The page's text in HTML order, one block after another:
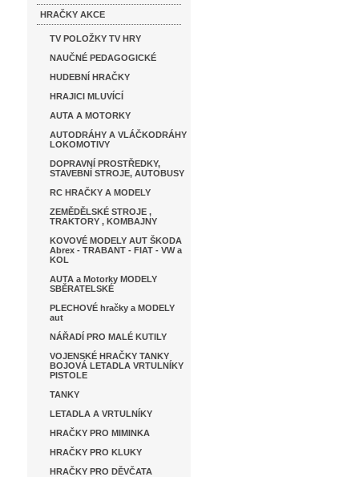
HRAČKY AKCE
TV POLOŽKY TV HRY
NAUČNÉ PEDAGOGICKÉ
HUDEBNÍ HRAČKY
HRAJICI MLUVÍCÍ
AUTA A MOTORKY
AUTODRÁHY A VLÁČKODRÁHY
LOKOMOTIVY
DOPRAVNÍ PROSTŘEDKY,
STAVEBNÍ STROJE, AUTOBUSY
RC HRAČKY A MODELY
ZEMĚDĚLSKÉ STROJE ,
TRAKTORY , KOMBAJNY
KOVOVÉ MODELY AUT ŠKODA
Abrex - TRABANT - FIAT - VW a
KOL
AUTA a Motorky MODELY
SBĚRATELSKÉ
PLECHOVÉ hračky a MODELY
aut
NÁŘADÍ PRO MALÉ KUTILY
VOJENSKÉ HRAČKY TANKY
BOJOVÁ LETADLA VRTULNÍKY
PISTOLE
TANKY
LETADLA A VRTULNÍKY
HRAČKY PRO MIMINKA
HRAČKY PRO KLUKY
HRAČKY PRO DĚVČATA